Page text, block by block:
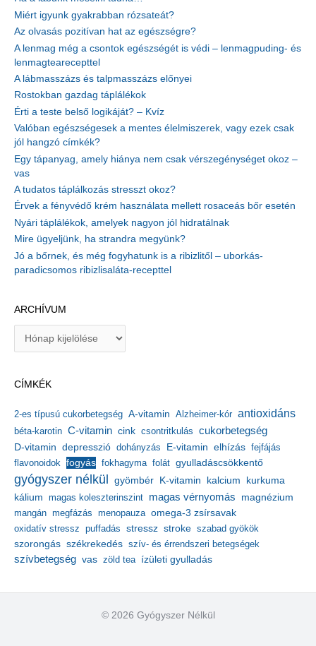
Miért igyunk gyakrabban rózsateát?
Az olvasás pozitívan hat az egészségre?
A lenmag még a csontok egészségét is védi – lenmagpuding- és
lenmagtearecepttel
A lábmasszázs és talpmasszázs előnyei
Rostokban gazdag táplálékok
Érti a teste belső logikáját? – Kvíz
Valóban egészségesek a mentes élelmiszerek, vagy ezek csak
jól hangzó címkék?
Egy tápanyag, amely hiánya nem csak vérszegénységet okoz –
vas
A tudatos táplálkozás stresszt okoz?
Érvek a fényvédő krém használata mellett rosaceás bőr esetén
Nyári táplálékok, amelyek nagyon jól hidratálnak
Mire ügyeljünk, ha strandra megyünk?
Jó a bőrnek, és még fogyhatunk is a ribizlitől – uborkás-
paradicsomos ribizlisaláta-recepttel
ARCHÍVUM
í
u
m
CÍMKÉK
2-es típusú cukorbetegség A-vitamin Alzheimer-kór antioxidáns
béta-karotin C-vitamin cink csontritkulás cukorbetegség
D-vitamin depresszió dohányzás E-vitamin elhízás fejfájás
flavonoidok fogyás fokhagyma folát gyulladáscsökkentő
gyógyszer nélkül gyömbér K-vitamin kalcium kurkuma
kálium magas koleszterinszint magas vérnyomás magnézium
mangán megfázás menopauza omega-3 zsírsavak
oxidatív stressz puffadás stressz stroke szabad gyökök
szorongás székrekedés szív- és érrendszeri betegségek
szívbetegség vas zöld tea ízületi gyulladás
© 2026 Gyógyszer Nélkül